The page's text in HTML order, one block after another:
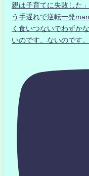
親は子育てに失敗した
う手遅れで逆転一発
く食いつないでわずか
いのです。ないのです。